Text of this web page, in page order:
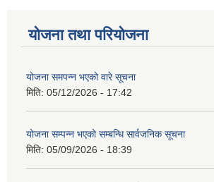
योजना तथा परियोजना
योजना समपन्न भएको वारे सूचना
मिति: 05/12/2026 - 17:42
योजना सम्पन्न भएको सम्बन्धि सार्वजनिक सूचना
मिति: 05/09/2026 - 18:39